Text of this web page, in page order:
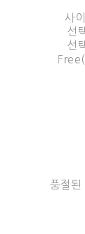
사
선
선
품절된